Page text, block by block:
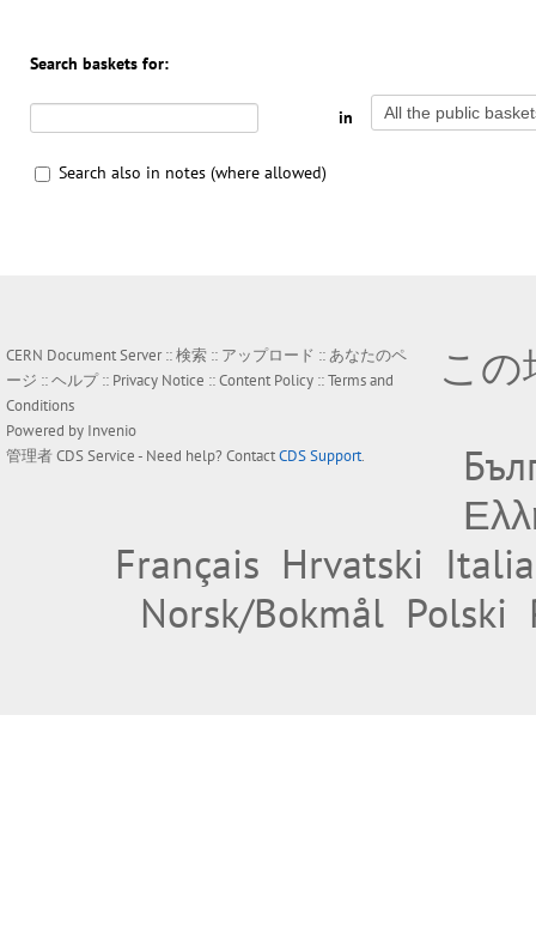
Search baskets for:
in
Search also in notes (where allowed)
CERN Document Server ::検索 :: アップロード ::あなたのペ
ージ ::ヘルプ:: Privacy Notice ::Content Policy ::Terms and
Conditions
Powered by Invenio
管理者CDS Service- Need help? ContactCDS Support.
こ
Français Hrvatski
Norsk/Bokmål Polski